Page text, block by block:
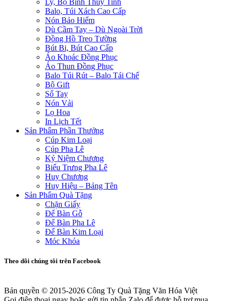
Ly, Bộ Bình Thủy Tinh
Balo, Túi Xách Cao Cấp
Nón Bảo Hiểm
Dù Cầm Tay – Dù Ngoài Trời
Đồng Hồ Treo Tường
Bút Bi, Bút Cao Cấp
Áo Khoác Đồng Phục
Áo Thun Đồng Phục
Balo Túi Rút – Balo Tái Chế
Bộ Gift
Sổ Tay
Nón Vải
Lọ Hoa
In Lịch Tết
Sản Phẩm Phần Thưởng
Cúp Kim Loại
Cúp Pha Lê
Kỷ Niệm Chương
Biểu Trưng Pha Lê
Huy Chương
Huy Hiệu – Bảng Tên
Sản Phẩm Quà Tặng
Chặn Giấy
Để Bàn Gỗ
Để Bàn Pha Lê
Để Bàn Kim Loại
Móc Khóa
Theo dõi chúng tôi trên Facebook
Bản quyền © 2015-2026 Công Ty Quà Tặng Văn Hóa Việt